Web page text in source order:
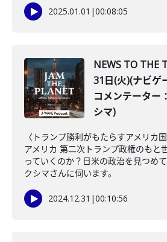
2025.01.01 |00:08:05
NEWS TO THE
31日(火)(ナビゲ
コメンテーター
シマ)
〈トランプ勝利がもたらすアメリカ
アメリカ 第二次トランプ政権のもと
っていくのか？日米の政治を見つめ
クシマさんに伺います。
2024.12.31 |00:10:56